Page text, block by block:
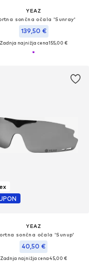
YEAZ
sončna očala 'Sunray'
139,50 €
Zadnja najnižja cena155,00 €
YEAZ
sončna očala 'Sunup'
40,50 €
Zadnja najnižja cena45,00 €